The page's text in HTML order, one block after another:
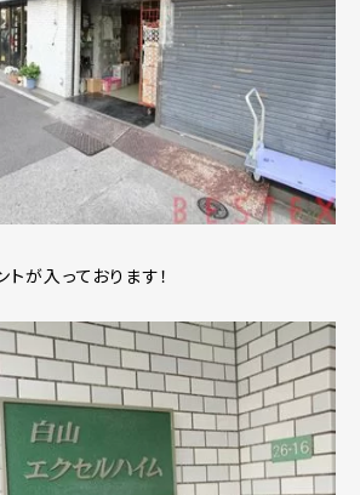
が入っております！